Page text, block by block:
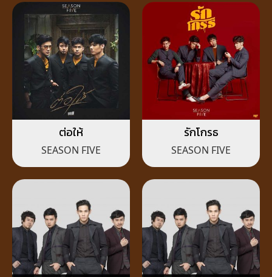
ต่อให้
SEASON FIVE
รักโกรธ
SEASON FIVE